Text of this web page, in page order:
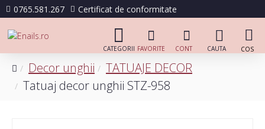
0765.581.267 Certificat de conformitate
Decor unghii
TATUAJE DECOR
Tatuaj decor unghii STZ-958